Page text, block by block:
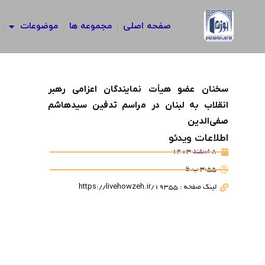
صفحه اصلی مجموعه ها موضوعات
سخنان عضو هیأت نمایندگان اعزامی رهبر
انقلاب به لبنان در مراسم تدفین سیدهاشم
صفی‌الدین
اطلاعات ویدئو
8 اسفند 1403
3:55 ب.ظ
لینک صفحه : https://livehowzeh.ir/19355